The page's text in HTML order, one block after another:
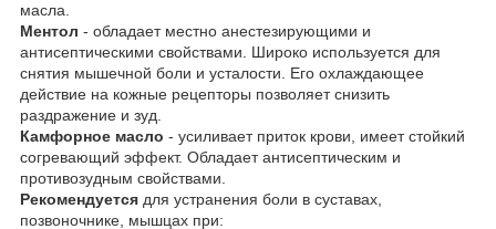
масла.
Ментол - обладает местно анестезирующими и
антисептическими свойствами. Широко используется для
снятия мышечной боли и усталости. Его охлаждающее
действие на кожные рецепторы позволяет снизить
раздражение и зуд.
Камфорное масло - усиливает приток крови, имеет стойкий
согревающий эффект. Обладает антисептическим и
противозудным свойствами.
Рекомендуется для устранения боли в суставах,
позвоночнике, мышцах при: